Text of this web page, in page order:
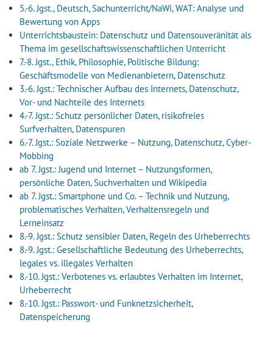
5.-6. Jgst., Deutsch, Sachunterricht/NaWi, WAT: Analyse und
Bewertung von Apps
Unterrichtsbaustein: Datenschutz und Datensouveränität als
Thema im gesellschaftswissenschaftlichen Unterricht
7.-8. Jgst., Ethik, Philosophie, Politische Bildung:
Geschäftsmodelle von Medienanbietern, Datenschutz
3.-6. Jgst.: Technischer Aufbau des Internets, Datenschutz,
Vor- und Nachteile des Internets
4.-7. Jgst.: Schutz persönlicher Daten, risikofreies
Surfverhalten, Datenspuren
6.-7. Jgst.: Soziale Netzwerke – Nutzung, Datenschutz, Cyber-
Mobbing
ab 7. Jgst.: Jugend und Internet – Nutzungsformen,
persönliche Daten, Suchverhalten und Wikipedia
ab 7. Jgst.: Smartphone und Co. – Technik und Nutzung,
problematisches Verhalten, Verhaltensregeln und
Lerneinsatz
8.-9. Jgst.: Schutz sensibler Daten, Regeln des Urheberrechts
8.-9. Jgst.: Gesellschaftliche Bedeutung des Urheberrechts,
legales vs. illegales Verhalten
8.-10. Jgst.: Verbotenes vs. erlaubtes Verhalten im Internet,
Urheberrecht
8.-10. Jgst.: Passwort- und Funknetzsicherheit,
Datenspeicherung